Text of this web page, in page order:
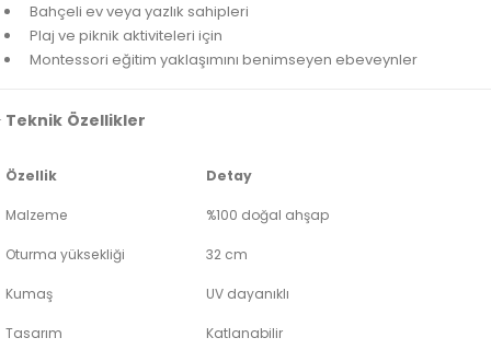
Bahçeli ev veya yazlık sahipleri
Plaj ve piknik aktiviteleri için
Montessori eğitim yaklaşımını benimseyen ebeveynler
Teknik Özellikler
Özellik Detay
Malzeme %100 doğal ahşap
Oturma yüksekliği 32 cm
Kumaş UV dayanıklı
Tasarım Katlanabilir